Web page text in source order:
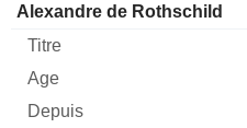
Alexandre de Rothschild